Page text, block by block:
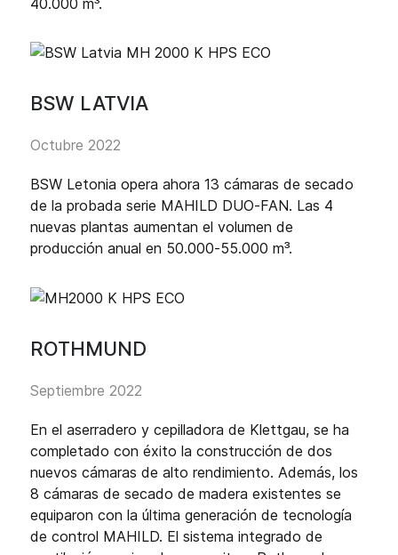
BSW LATVIA
Octubre 2022
BSW Letonia opera ahora 13 cámaras de secado
de la probada serie MAHILD DUO-FAN. Las 4
nuevas plantas aumentan el volumen de
producción anual en 50.000-55.000 m³.
ROTHMUND
Septiembre 2022
En el aserradero y cepilladora de Klettgau, se ha
completado con éxito la construcción de dos
nuevos cámaras de alto rendimiento. Además, los
8 cámaras de secado de madera existentes se
equiparon con la última generación de tecnología
de control MAHILD. El sistema integrado de